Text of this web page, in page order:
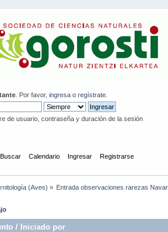
. Por favor, ingresa o regístrate
de usuario, contraseña y duración de la sesión
Buscar Calendario Ingresar Registrarse
(Aves) » Entrada observaciones rarezas
/ Iniciado por